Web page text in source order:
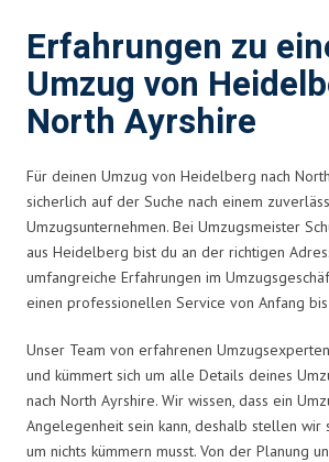
Erfahrungen zu
Umzug von
North Ayrshire
Für deinen Umzug von Heidelberg nach
sicherlich auf der Suche nach einem
Umzugsunternehmen. Bei Umzugsmeister
aus Heidelberg bist du an der richtigen
umfangreiche Erfahrungen im
einen professionellen Service von Anfang bis
Unser Team von erfahrenen
und kümmert sich um alle Details deines
nach North Ayrshire. Wir wissen, dass ein
Angelegenheit sein kann, deshalb stellen wir
um nichts kümmern musst. Von der Planung